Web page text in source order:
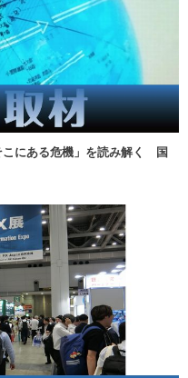
こにある危機」を読み解く 国